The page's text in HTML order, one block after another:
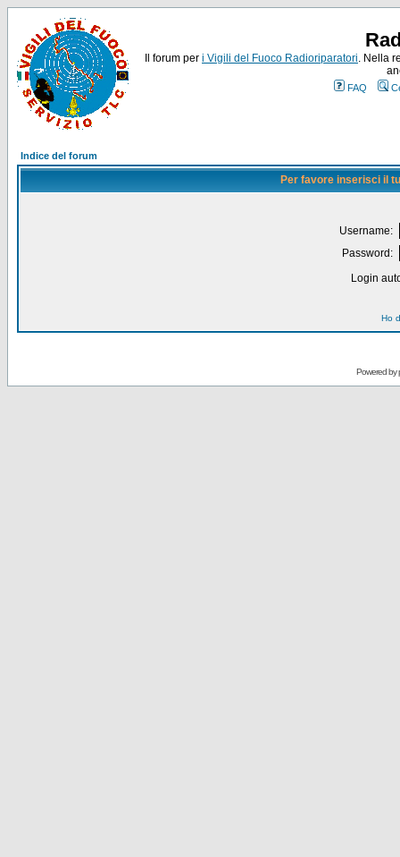
Il forum per i Vigili del Fuoco Radioriparatori. Nella
FAQ
Indice del forum
Per favore inserisci il
Username:
Password:
Login
Ho
Powered by